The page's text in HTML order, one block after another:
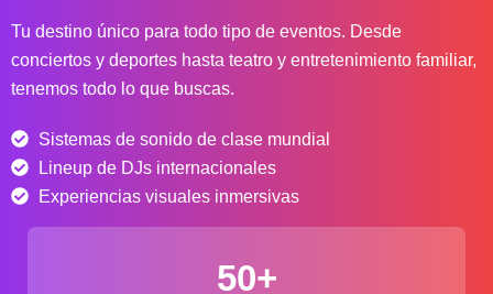
s
:
d
d
$
Tu destino único para todo tipo de eventos. Desde
conciertos y deportes hasta teatro y entretenimiento familiar,
tenemos todo lo que buscas.
Sistemas de sonido de clase mundial
Lineup de DJs internacionales
Experiencias visuales inmersivas
50+